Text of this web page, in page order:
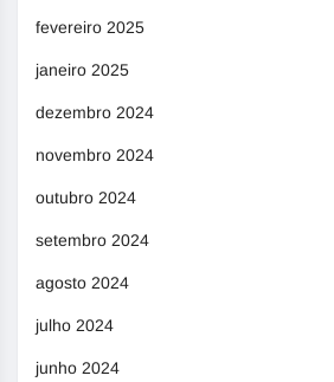
fevereiro 2025
janeiro 2025
dezembro 2024
novembro 2024
outubro 2024
setembro 2024
agosto 2024
julho 2024
junho 2024